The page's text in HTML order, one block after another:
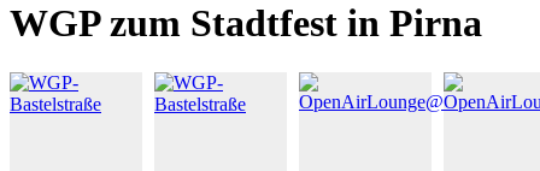
WGP zum Stadtfest in Pirna